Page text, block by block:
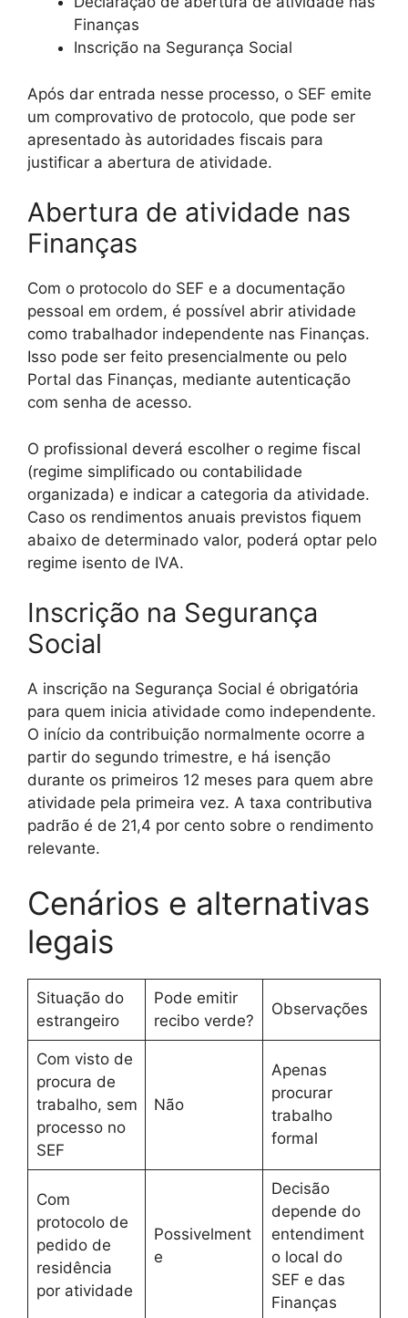
Finanças
Inscrição na Segurança Social
Após dar entrada nesse processo, o SEF emite
um comprovativo de protocolo, que pode ser
apresentado às autoridades fiscais para
justificar a abertura de atividade.
Abertura de atividade nas
Finanças
Com o protocolo do SEF e a documentação
pessoal em ordem, é possível abrir atividade
como trabalhador independente nas Finanças.
Isso pode ser feito presencialmente ou pelo
Portal das Finanças, mediante autenticação
com senha de acesso.
O profissional deverá escolher o regime fiscal
(regime simplificado ou contabilidade
organizada) e indicar a categoria da atividade.
Caso os rendimentos anuais previstos fiquem
abaixo de determinado valor, poderá optar pelo
regime isento de IVA.
Inscrição na Segurança
Social
A inscrição na Segurança Social é obrigatória
para quem inicia atividade como independente.
O início da contribuição normalmente ocorre a
partir do segundo trimestre, e há isenção
durante os primeiros 12 meses para quem abre
atividade pela primeira vez. A taxa contributiva
padrão é de 21,4 por cento sobre o rendimento
relevante.
Cenários e alternativas
legais
Situação do
estrangeiro
Pode emitir
recibo verde?
Observações
Com visto de
procura de
trabalho, sem
processo no
SEF
Não
Apenas
procurar
trabalho
formal
Com
protocolo de
pedido de
residência
por atividade
Possivelment
e
Decisão
depende do
entendiment
o local do
SEF e das
Finanças